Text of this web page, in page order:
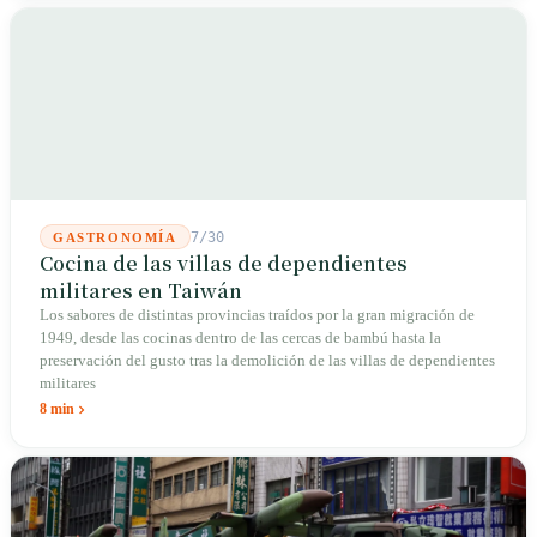
GASTRONOMÍA 7/30
Cocina de las villas de dependientes
militares en Taiwán
Los sabores de distintas provincias traídos por la gran migración de
1949, desde las cocinas dentro de las cercas de bambú hasta la
preservación del gusto tras la demolición de las villas de dependientes
militares
8 min